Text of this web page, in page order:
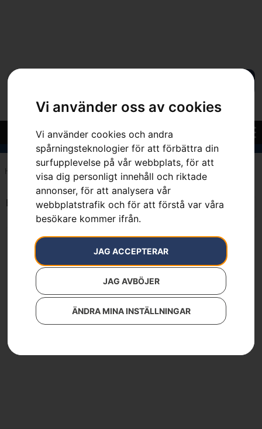
Vi använder oss av cookies
Vi använder cookies och andra
spårningsteknologier för att förbättra din
surfupplevelse på vår webbplats, för att
visa dig personligt innehåll och riktade
annonser, för att analysera vår
webbplatstrafik och för att förstå var våra
besökare kommer ifrån.
JAG ACCEPTERAR
JAG AVBÖJER
ÄNDRA MINA INSTÄLLNINGAR
Hem 7392930284890
Endast ett sökresultat
Klippaggregat –
CombiClip® 132X
Läs mer